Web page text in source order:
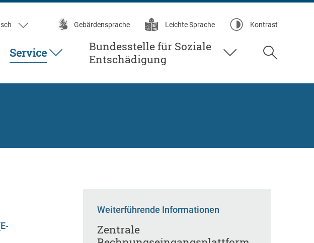
Gebärdensprache Leichte Sprache Kontrast
Service
Bundesstelle für Soziale
Entschädigung
Suche
Weiterführende Informationen
Zentrale